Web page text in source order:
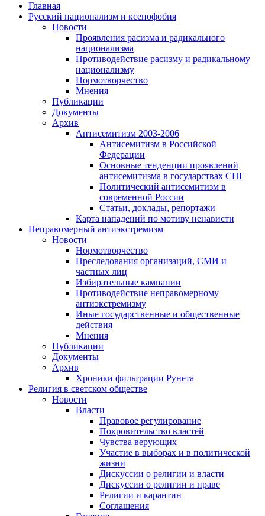
Главная
Русский национализм и ксенофобия
Новости
Проявления расизма и радикального
национализма
Противодействие расизму и радикальному
национализму
Нормотворчество
Мнения
Публикации
Документы
Архив
Антисемитизм 2003-2006
Антисемитизм в Российской
Федерации
Основные тенденции проявлений
антисемитизма в государствах СНГ
Политический антисемитизм в
современной России
Статьи, доклады, репортажи
Карта нападений по мотиву ненависти
Неправомерный антиэкстремизм
Новости
Нормотворчество
Преследования организаций, СМИ и
частных лиц
Избирательные кампании
Противодействие неправомерному
антиэкстремизму
Иные государственные и общественные
действия
Мнения
Публикации
Документы
Архив
Хроники фильтрации Рунета
Религия в светском обществе
Новости
Власти
Правовое регулирование
Покровительство властей
Чувства верующих
Участие в выборах и в политической
жизни
Дискуссии о религии и власти
Дискуссии о религии и праве
Религии и карантин
Соглашения